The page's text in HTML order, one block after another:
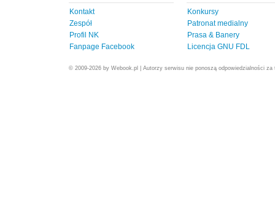
Kontakt
Zespół
Profil NK
Fanpage Facebook
Konkursy
Patronat medialny
Prasa & Banery
Licencja GNU FDL
© 2009-2026 by Webook.pl | Autorzy serwisu nie ponoszą odpowiedzialności